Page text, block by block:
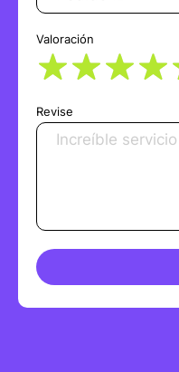
Valoración
Revise